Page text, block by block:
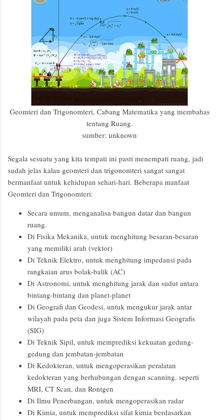
Geomteri dan Trigonomteri, Cabang Matematika yang membahas
tentang Ruang.
sumber: unknown
Segala sesuatu yang kita tempati ini pasti menempati ruang, jadi
sudah jelas kalau geomteri dan trigonomteri sangat sangat
bermanfaat untuk kehidupan sehari-hari. Beberapa manfaat
Geomteri dan Trigonomteri:
Secara umum, menganalisa bangun datar dan bangun
ruang.
Di Fisika Mekanika, untuk menghitung besaran-besaran
yang memiliki arah (vektor)
Di Teknik Elektro, untuk menghitung impedansi pada
rangkaian arus bolak-balik (AC)
Di Astronomi, untuk menghitung jarak dan sudut antara
bintang-bintang dan planet-planet
Di Geografi dan Geodesi, untuk mengukur jarak antar
wilayah pada peta dan juga Sistem Informasi Geografis
(SIG)
Di Teknik Sipil, untuk memprediksi kekuatan gedung-
gedung dan jembatan-jembatan
Di Kedokteran, untuk mengoperasikan peralatan
kedokteran yang berhubungan dengan scanning, seperti
MRI, CT Scan, dan Rontgen
Di Ilmu Penerbangan, untuk mengoperasikan radar
Di Kimia, untuk memprediksi sifat kimia berdasarkan